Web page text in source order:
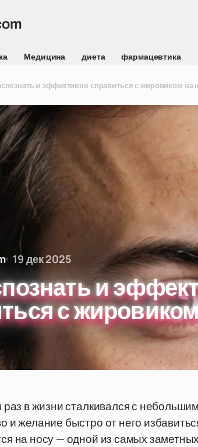
Медицина диета фармацевтика
и эффективно справиться с жировиком на
19 дек 2025
и
с
в жизни сталкивался с
и желание быстро от него
на носу — одной из самых